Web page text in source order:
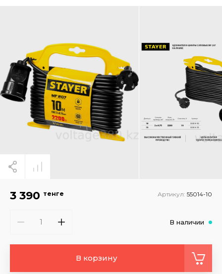
3 390 тенге Артикул: 55014-10
В наличии
В корзину